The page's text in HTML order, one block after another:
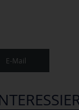
E-Mail